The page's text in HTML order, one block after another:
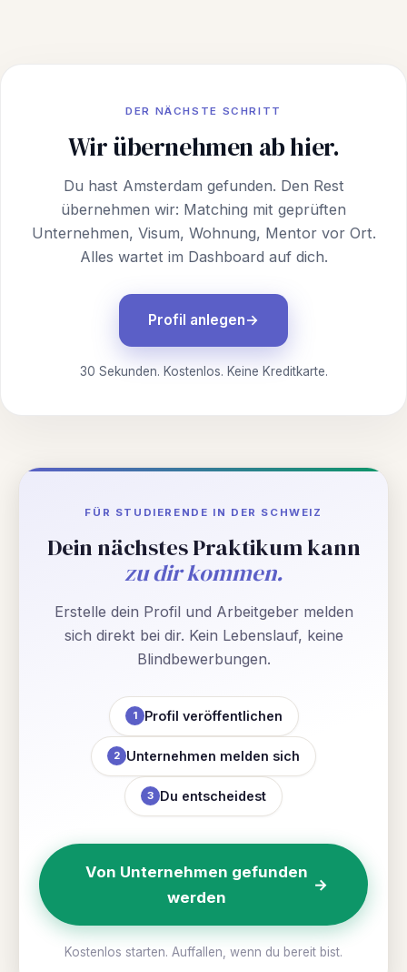
DER NÄCHSTE SCHRITT
Wir übernehmen ab hier.
Du hast Amsterdam gefunden. Den Rest
übernehmen wir: Matching mit geprüften
Unternehmen, Visum, Wohnung, Mentor vor Ort.
Alles wartet im Dashboard auf dich.
Profil anlegen
30 Sekunden. Kostenlos. Keine Kreditkarte.
FÜR STUDIERENDE IN DER SCHWEIZ
Dein nächstes Praktikum kann
zu dir kommen.
Erstelle dein Profil und Arbeitgeber melden
sich direkt bei dir. Kein Lebenslauf, keine
Blindbewerbungen.
1 Profil veröffentlichen
2 Unternehmen melden sich
3 Du entscheidest
Von Unternehmen gefunden
werden
→
Kostenlos starten. Auffallen, wenn du bereit bist.